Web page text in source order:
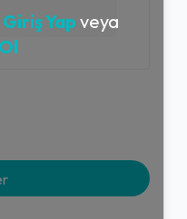
Giriş Yap veya